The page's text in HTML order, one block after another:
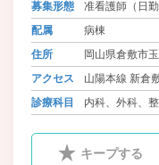
募集形態
准看護師（日勤
配属
病棟
住所
岡山県倉敷市
アクセス
山陽本線 新倉
バス 両備バス
診療科目
内科、外科、
キープする